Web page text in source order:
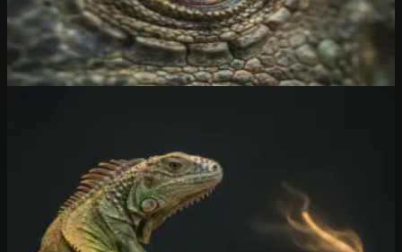
factuurnaam, elk contractnummer, elke handgeschreven
aantekening. U typt drie woorden. Uit tien jaar archief verschijnt het
document dat u nodig heeft.
Ontdek iGuana iDM →
ermee te zitten.
Bij gevaar breekt de staart spontaan af. Een afweermechanisme dat
autotomie heet. De predator blijft met het afgeworpen stuk achter, de
leguaan ontsnapt, en binnen maanden groeit een nieuwe staart terug.
Niets gaat blijvend verloren.